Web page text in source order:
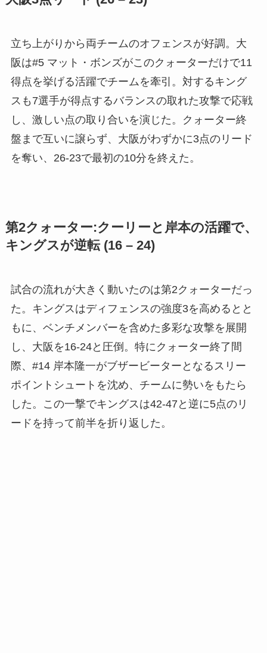
立ち上がりから両チームのオフェンスが好調。大
阪は#5 マット・ボンズがこのクォーターだけで11
得点を挙げる活躍でチームを牽引。対するキング
スも7選手が得点するバランスの取れた攻撃で応戦
し、激しい点の取り合いを演じた。クォーター終
盤まで互いに譲らず、大阪がわずかに3点のリード
を奪い、26-23で最初の10分を終えた。
第2クォーター:クーリーと岸本の活躍で、
キングスが逆転 (16 – 24)
試合の流れが大きく動いたのは第2クォーターだっ
た。キングスはディフェンスの強度3を高めるとと
もに、ベンチメンバーを含めた多彩な攻撃を展開
し、大阪を16-24と圧倒。特にクォーター終了間
際、#14 岸本隆一がブザービーターとなるスリー
ポイントシュートを沈め、チームに勢いをもたら
した。この一撃でキングスは42-47と逆に5点のリ
ードを持って前半を折り返した。